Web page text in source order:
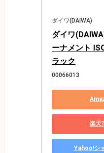
ダイワ(DAIWA)
ダイワ
ーナメント
ラック
00066013
楽天
Yahoo!シ